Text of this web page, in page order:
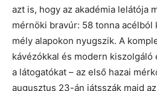
azt is, hogy az akadémia lelátója
mérnöki bravúr: 58 tonna acélból
mély alapokon nyugszik. A
kávézókkal és modern kiszolgáló
a látogatókat – az első hazai
augusztus 23-án játsszák majd